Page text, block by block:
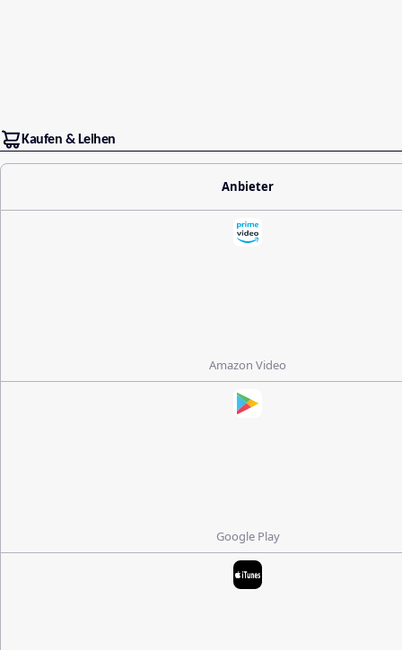
Kaufen & Leihen
Anbieter
Amazon Video
Google Play